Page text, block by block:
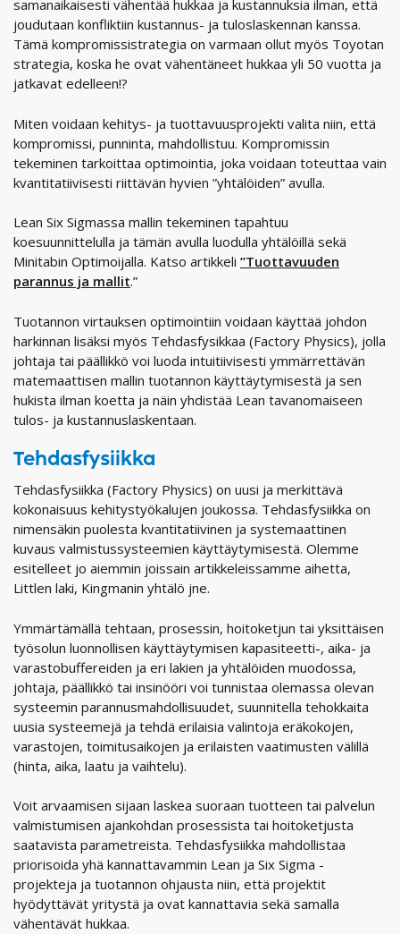
samanaikaisesti vähentää hukkaa ja kustannuksia ilman, että
joudutaan konfliktiin kustannus- ja tuloslaskennan kanssa.
Tämä kompromissistrategia on varmaan ollut myös Toyotan
strategia, koska he ovat vähentäneet hukkaa yli 50 vuotta ja
jatkavat edelleen!?
Miten voidaan kehitys- ja tuottavuusprojekti valita niin, että
kompromissi, punninta, mahdollistuu. Kompromissin
tekeminen tarkoittaa optimointia, joka voidaan toteuttaa vain
kvantitatiivisesti riittävän hyvien ”yhtälöiden” avulla.
Lean Six Sigmassa mallin tekeminen tapahtuu
koesuunnittelulla ja tämän avulla luodulla yhtälöillä sekä
Minitabin Optimoijalla. Katso artikkeli ”Tuottavuuden
parannus ja mallit.”
Tuotannon virtauksen optimointiin voidaan käyttää johdon
harkinnan lisäksi myös Tehdasfysikkaa (Factory Physics), jolla
johtaja tai päällikkö voi luoda intuitiivisesti ymmärrettävän
matemaattisen mallin tuotannon käyttäytymisestä ja sen
hukista ilman koetta ja näin yhdistää Lean tavanomaiseen
tulos- ja kustannuslaskentaan.
Tehdasfysiikka
Tehdasfysiikka (Factory Physics) on uusi ja merkittävä
kokonaisuus kehitystyökalujen joukossa. Tehdasfysiikka on
nimensäkin puolesta kvantitatiivinen ja systemaattinen
kuvaus valmistussysteemien käyttäytymisestä. Olemme
esitelleet jo aiemmin joissain artikkeleissamme aihetta,
Littlen laki, Kingmanin yhtälö jne.
Ymmärtämällä tehtaan, prosessin, hoitoketjun tai yksittäisen
työsolun luonnollisen käyttäytymisen kapasiteetti-, aika- ja
varastobuffereiden ja eri lakien ja yhtälöiden muodossa,
johtaja, päällikkö tai insinööri voi tunnistaa olemassa olevan
systeemin parannusmahdollisuudet, suunnitella tehokkaita
uusia systeemejä ja tehdä erilaisia valintoja eräkokojen,
varastojen, toimitusaikojen ja erilaisten vaatimusten välillä
(hinta, aika, laatu ja vaihtelu).
Voit arvaamisen sijaan laskea suoraan tuotteen tai palvelun
valmistumisen ajankohdan prosessista tai hoitoketjusta
saatavista parametreista. Tehdasfysiikka mahdollistaa
priorisoida yhä kannattavammin Lean ja Six Sigma -
projekteja ja tuotannon ohjausta niin, että projektit
hyödyttävät yritystä ja ovat kannattavia sekä samalla
vähentävät hukkaa.